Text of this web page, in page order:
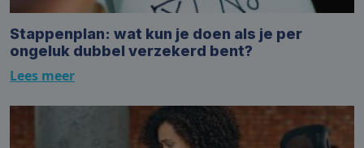
Stappenplan: wat kun je doen als je per
ongeluk dubbel verzekerd bent?
Lees meer